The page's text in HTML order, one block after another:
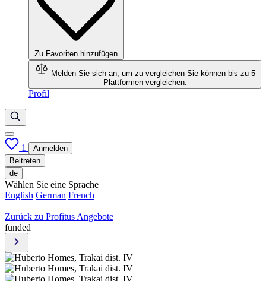
Zu Favoriten hinzufügen
Melden Sie sich an, um zu vergleichen Sie können bis zu 5
Plattformen vergleichen.
Profil
1
Anmelden
Beitreten
de
Wählen Sie eine Sprache
English German French
Zurück zu Profitus Angebote
funded